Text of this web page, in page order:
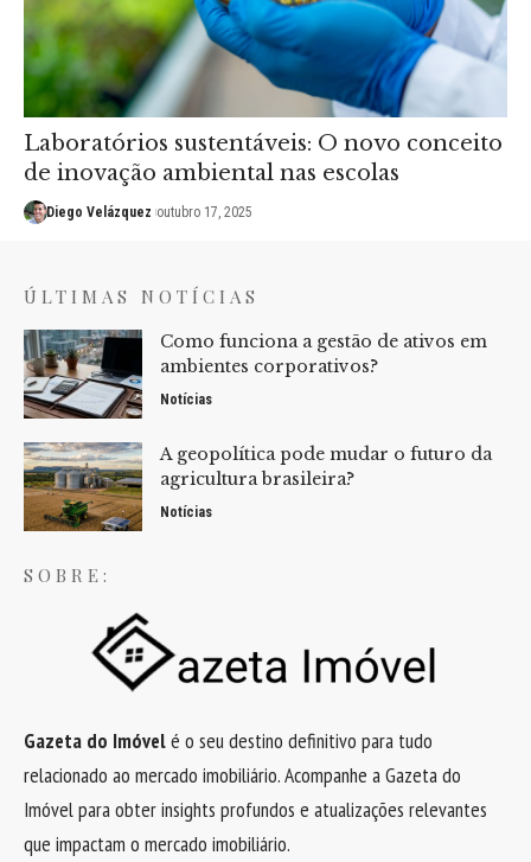
Laboratórios sustentáveis: O novo conceito
de inovação ambiental nas escolas
Diego Velázquez outubro 17, 2025
ÚLTIMAS NOTÍCIAS
Como funciona a gestão de ativos em
ambientes corporativos?
Notícias
A geopolítica pode mudar o futuro da
agricultura brasileira?
Notícias
SOBRE:
Gazeta do Imóvelé o seu destino definitivo para tudo
relacionado ao mercado imobiliário. Acompanhe a Gazeta do
Imóvel para obter insights profundos e atualizações relevantes
que impactam o mercado imobiliário.